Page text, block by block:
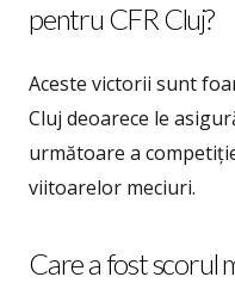
pentru CFR Cluj?
Aceste victorii sunt
Cluj deoarece le
următoare a
viitoarelor meciuri.
Care a fost scorul